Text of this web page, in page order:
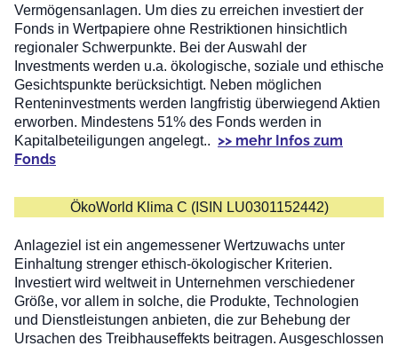
Vermögensanlagen. Um dies zu erreichen investiert der
Fonds in Wertpapiere ohne Restriktionen hinsichtlich
regionaler Schwerpunkte. Bei der Auswahl der
Investments werden u.a. ökologische, soziale und ethische
Gesichtspunkte berücksichtigt. Neben möglichen
Renteninvestments werden langfristig überwiegend Aktien
erworben. Mindestens 51% des Fonds werden in
Kapitalbeteiligungen angelegt.. >> mehr Infos zum
Fonds
ÖkoWorld Klima C (ISIN LU0301152442)
Anlageziel ist ein angemessener Wertzuwachs unter
Einhaltung strenger ethisch-ökologischer Kriterien.
Investiert wird weltweit in Unternehmen verschiedener
Größe, vor allem in solche, die Produkte, Technologien
und Dienstleistungen anbieten, die zur Behebung der
Ursachen des Treibhauseffekts beitragen. Ausgeschlossen